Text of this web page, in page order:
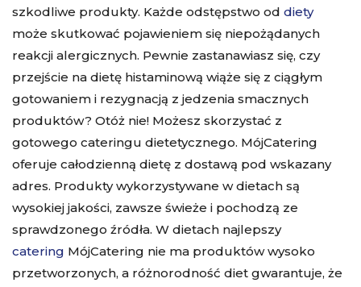
szkodliwe produkty. Każde odstępstwo od diety
może skutkować pojawieniem się niepożądanych
reakcji alergicznych. Pewnie zastanawiasz się, czy
przejście na dietę histaminową wiąże się z ciągłym
gotowaniem i rezygnacją z jedzenia smacznych
produktów? Otóż nie! Możesz skorzystać z
gotowego cateringu dietetycznego. MójCatering
oferuje całodzienną dietę z dostawą pod wskazany
adres. Produkty wykorzystywane w dietach są
wysokiej jakości, zawsze świeże i pochodzą ze
sprawdzonego źródła. W dietach najlepszy
catering MójCatering nie ma produktów wysoko
przetworzonych, a różnorodność diet gwarantuje, że